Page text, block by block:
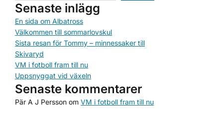
Senaste inlägg
En sida om Albatross
Välkommen till sommarlovskul
Sista resan för Tommy – minnessaker till
Skivaryd
VM i fotboll fram till nu
Uppsnyggat vid växeln
Senaste kommentarer
Pär A J Persson om VM i fotboll fram till nu